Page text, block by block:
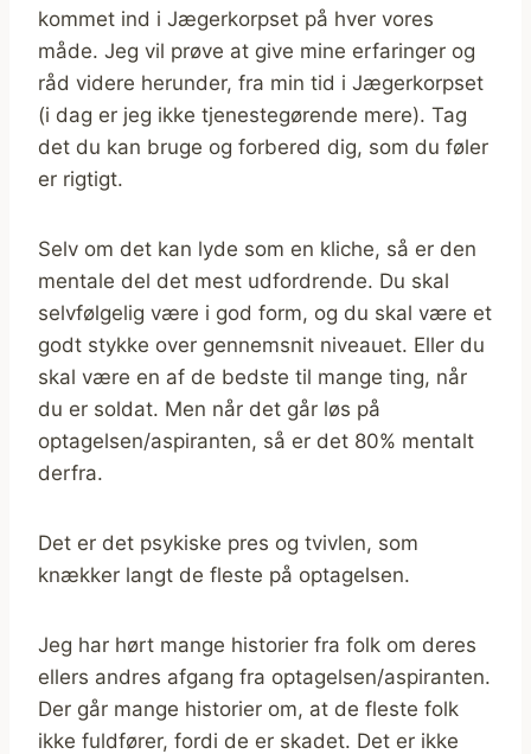
kommet ind i Jægerkorpset på hver vores
måde. Jeg vil prøve at give mine erfaringer og
råd videre herunder, fra min tid i Jægerkorpset
(i dag er jeg ikke tjenestegørende mere). Tag
det du kan bruge og forbered dig, som du føler
er rigtigt.
Selv om det kan lyde som en kliche, så er den
mentale del det mest udfordrende. Du skal
selvfølgelig være i god form, og du skal være et
godt stykke over gennemsnit niveauet. Eller du
skal være en af de bedste til mange ting, når
du er soldat. Men når det går løs på
optagelsen/aspiranten, så er det 80% mentalt
derfra.
Det er det psykiske pres og tvivlen, som
knækker langt de fleste på optagelsen.
Jeg har hørt mange historier fra folk om deres
ellers andres afgang fra optagelsen/aspiranten.
Der går mange historier om, at de fleste folk
ikke fuldfører, fordi de er skadet. Det er ikke